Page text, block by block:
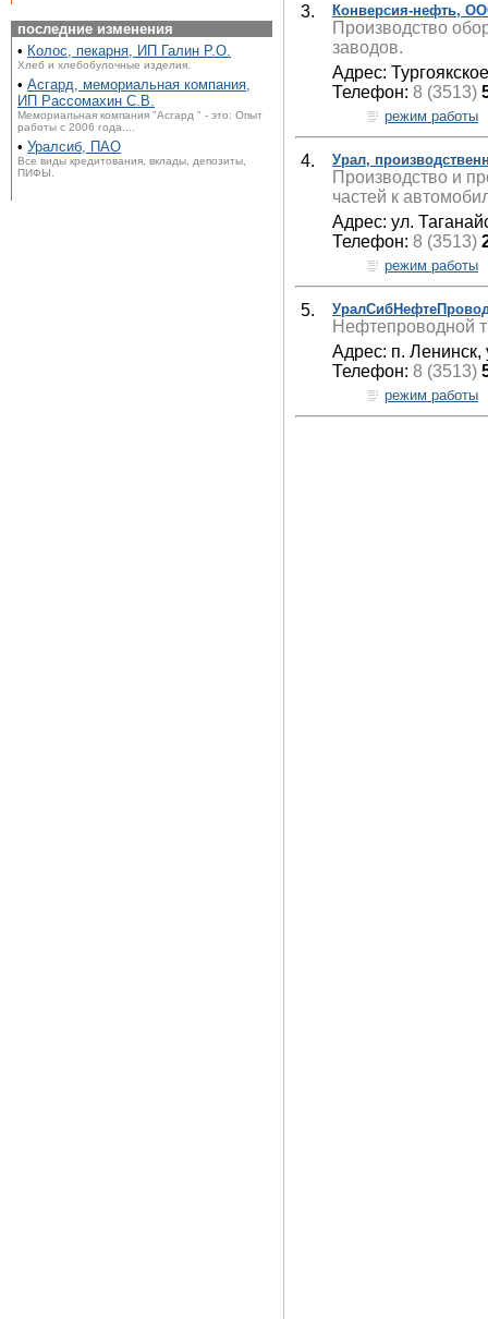
последние изменения
• Колос, пекарня, ИП Галин Р.О.
Хлеб и хлебобулочные изделия.
• Асгард, мемориальная компания,
ИП Рассомахин С.В.
Мемориальная компания "Асгард " - это: Опыт
работы с 2006 года....
• Уралсиб, ПАО
Все виды кредитования, вклады, депозиты,
ПИФЫ.
3. Конверсия-нефть,
Производство
заводов.
Адрес:
Телефон: 8 (3513)
режим работы
4. Урал,
Производство и
частей к
Адрес: ул.
Телефон: 8 (3513)
режим работы
5.
Нефтепроводной
Адрес: п.
Телефон: 8 (3513)
режим работы